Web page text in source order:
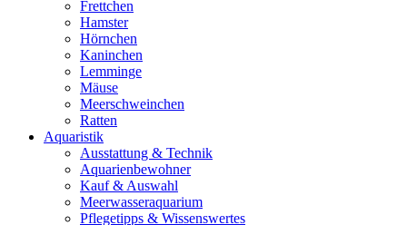
Frettchen
Hamster
Hörnchen
Kaninchen
Lemminge
Mäuse
Meerschweinchen
Ratten
Aquaristik
Ausstattung & Technik
Aquarienbewohner
Kauf & Auswahl
Meerwasseraquarium
Pflegetipps & Wissenswertes